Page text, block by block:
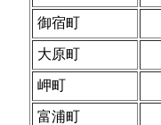
御宿町
大原町
岬町
富浦町